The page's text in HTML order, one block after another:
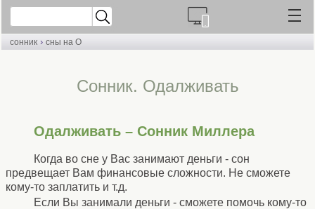
сонник › сны на О
Cонник. Одалживать
Одалживать – Сонник Миллера
Когда во сне у Вас занимают деньги - сон
предвещает Вам финансовые сложности. Не сможете
кому-то заплатить и т.д.
Если Вы занимали деньги - сможете помочь кому-то